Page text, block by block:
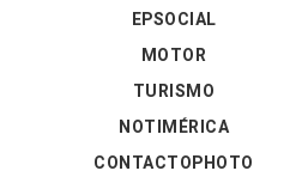
EPSOCIAL
MOTOR
TURISMO
NOTIMÉRICA
CONTACTOPHOTO